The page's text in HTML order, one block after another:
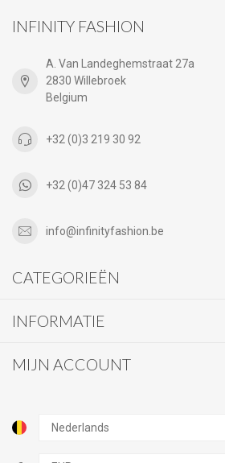
INFINITY FASHION
A. Van Landeghemstraat 27a
2830 Willebroek
Belgium
+32 (0)3 219 30 92
+32 (0)47 324 53 84
info@infinityfashion.be
CATEGORIEËN
INFORMATIE
MIJN ACCOUNT